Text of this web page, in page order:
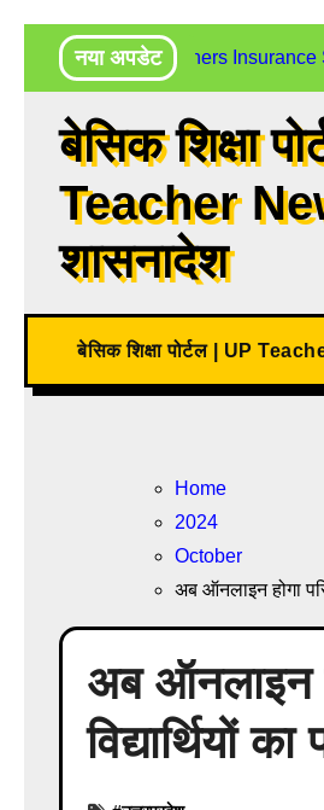
नया अपडेटUP Teachers Insurance
बेसिक शिक्षा
Teacher
शासनादेश
बेसिक शिक्षा पोर्टल | UP
Home
2024
October
अब ऑनलाइन होगा
अब ऑनलाइन
विद्यार्थियों